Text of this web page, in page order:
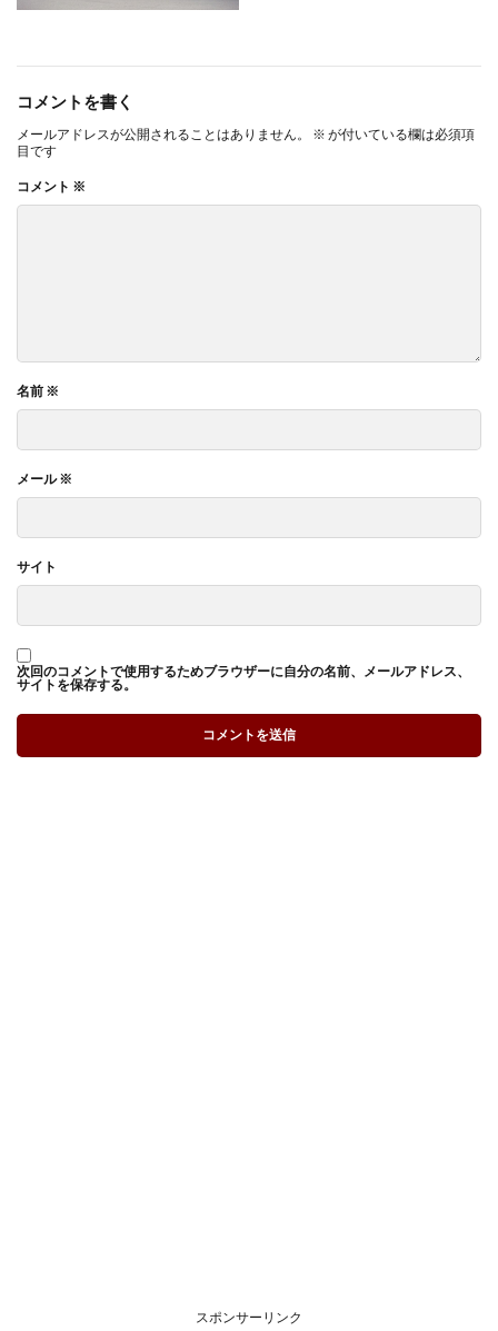
コメントを書く
メールアドレスが公開されることはありません。 ※ が付いている欄は必須項
目です
コメント ※
名前 ※
メール※
サイト
次回のコメントで使用するためブラウザーに自分の名前、メールアドレス、
サイトを保存する。
スポンサーリンク